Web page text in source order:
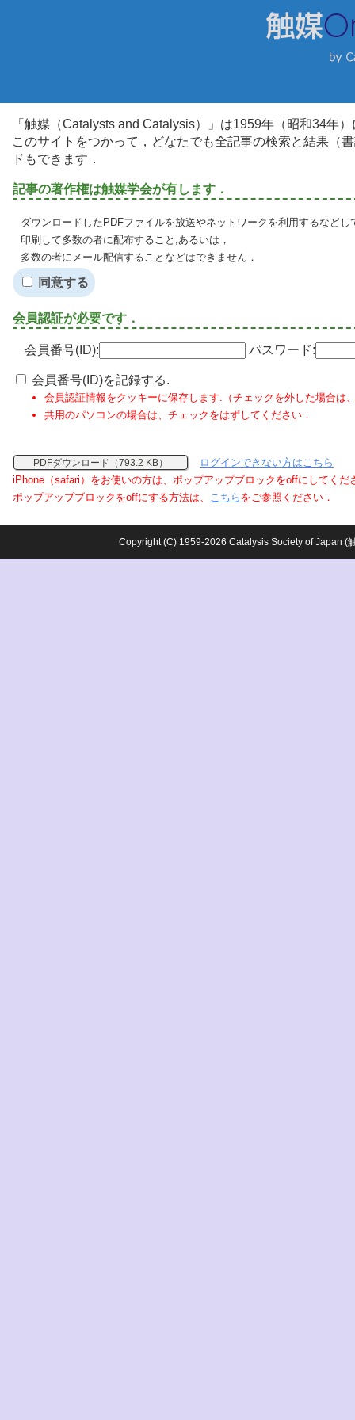
「触媒（Catalysts and Catalysis）」は1959年（昭和34年
このサイトをつかって，どなたでも全記事の検索と結果（
ドもできます．
記事の著作権は触媒学会が有します．
ダウンロードしたPDFファイルを放送やネットワークを利用するなど
印刷して多数の者に配布すること,あるいは，
多数の者にメール配信することなどはできません．
同意する
会員認証が必要です．
会員番号(ID): パスワード:
会員番号(ID)を記録する.
会員認証情報をクッキーに保存します.（チェックを外した場合は
共用のパソコンの場合は、チェックをはずしてください．
PDFダウンロード（793.2 KB）
ログインできない方はこちら
iPhone（safari）をお使いの方は、ポップアップブロックをoffにしてくだ
ポップアップブロックをoffにする方法は、 こちら をご参照ください．
Copyright (C) 1959-2026 Catalysis Society of Japan (